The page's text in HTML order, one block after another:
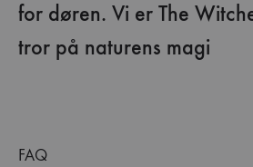
for døren. Vi er The
tror på naturens magi
FAQ